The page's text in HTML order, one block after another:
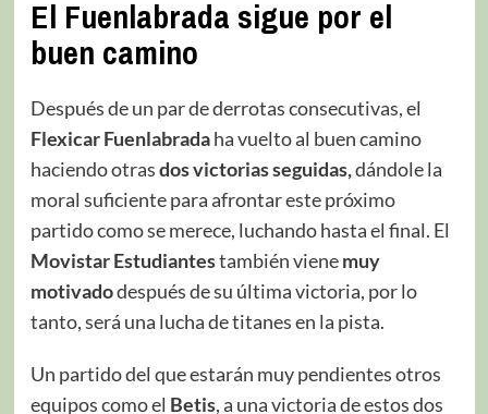
El Fuenlabrada sigue por el
buen camino
Después de un par de derrotas consecutivas, el
Flexicar Fuenlabradaha vuelto al buen camino
haciendo otrasdos victorias seguidas,dándole la
moral suficiente para afrontar este próximo
partido como se merece, luchando hasta el final. El
Movistar Estudiantestambién vienemuy
motivadodespués de su última victoria, por lo
tanto, será una lucha de titanes en la pista.
Un partido del que estarán muy pendientes otros
equipos como el Betis, a una victoria de estos dos